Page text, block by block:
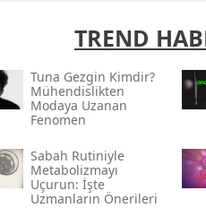
TREND
Tuna Gezgin Kimdir?
Mühendislikten
Modaya Uzanan
Fenomen
Sabah Rutiniyle
Metabolizmayı
Uçurun: İşte
Uzmanların Önerileri